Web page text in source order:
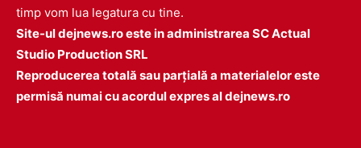
timp vom lua legatura cu tine.
Site-ul dejnews.ro este in administrarea SC Actual
Studio Production SRL
Reproducerea totală sau parțială a materialelor este
permisă numai cu acordul expres al dejnews.ro